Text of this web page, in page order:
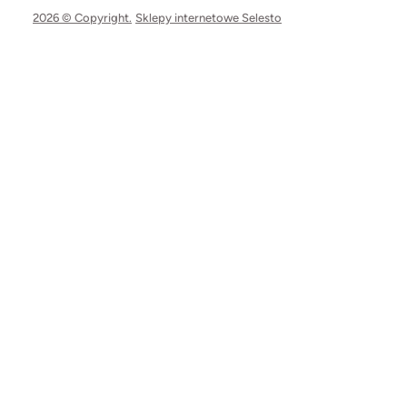
2026 © Copyright. Sklepy internetowe Selesto